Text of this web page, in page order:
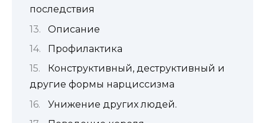
последствия
Описание
Профилактика
Конструктивный, деструктивный и
другие формы нарциссизма
Унижение других людей.